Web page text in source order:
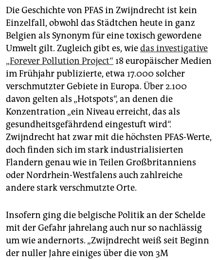
wurden sie ab den späten 1940er Jahren massenhaft
produziert. Bekannt meist durch die Diskussion zur
Schädlichkeit von Teflon-Pfannen, werden oder
wurden sie auch in Backformen, Allwetter-Kleidung,
Teppichen, Einwegverpackungen, Backpapier,
Kosmetik, Zahnseide, Löschschaum und manchen
Wärmepumpen verwendet.
Die Folgen
Spuren von PFAS sind inzwischen so gut wie überall
auf der Welt zu finden und im Blut fast aller Menschen
enthalten.Mehrere Studien wie etwa 2020 des US-
National Cancer Institutesehen Zusammenhänge mit
u. a. Nieren- und Hodenkrebs, erhöhtem Cholesterin,
Schäden an Immun-und Hormonsystem und
Schilddrüsenkrankheiten. Die EU hat daher nach
PFOS (2006) auch PFOA (2020) verboten. Die
Umweltbehörden aus Deutschland, den Niederlanden,
des Jahres bei der Europäischen Chemikalien-
Agentur (ECHA) einen Antrag auf ein EU-weites
Verbot aller PFAS ein.
Der Film
Die Geschichte von PFAS in Zwijndrecht ist kein
Einzelfall, obwohl das Städtchen heute in ganz
Belgien als Synonym für eine toxisch gewordene
Umwelt gilt. Zugleich gibt es, wiedas investigative
„Forever Pollution Project“ 18 europäischer Medien
im Frühjahr publizierte, etwa 17.000 solcher
verschmutzter Gebiete in Europa. Über 2.100
davon gelten als „Hotspots“, an denen die
Konzentration „ein Niveau erreicht, das als
gesundheitsgefährdend eingestuft wird“.
Zwijndrecht hat zwar mit die höchsten PFAS-Werte,
doch finden sich im stark industrialisierten
Flandern genau wie in Teilen Großbritanniens
oder Nordrhein-Westfalens auch zahlreiche
andere stark verschmutzte Orte.
Insofern ging die belgische Politik an der Schelde
mit der Gefahr jahrelang auch nur so nachlässig
um wie andernorts. „Zwijndrecht weiß seit Beginn
der nuller Jahre einiges über die von 3M